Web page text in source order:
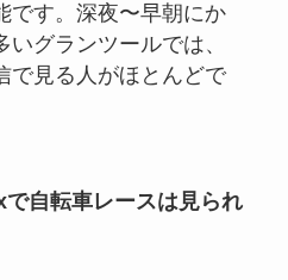
です。深夜〜早朝にか
グランツールでは、
で見る人がほとんどで
自転車レースは見られ